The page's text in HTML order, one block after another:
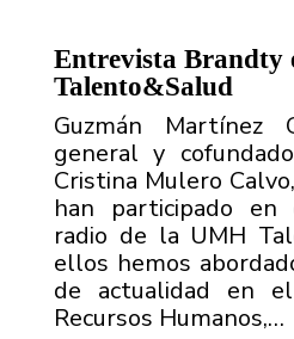
Entrevista Brandty
Talento&Salud
Guzmán Martínez
general y
Cristina Mulero
han participado
radio de la UMH
ellos hemos
de actualidad en
Recursos Humanos,…